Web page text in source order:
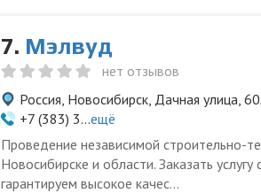
7. Мэлвуд
нет отзывов
Россия, Новосибирск, Дачная улица,
+7 (383) 3...ещё
Проведение независимой строительно-
Новосибирске и области. Заказать
гарантируем высокое качес...